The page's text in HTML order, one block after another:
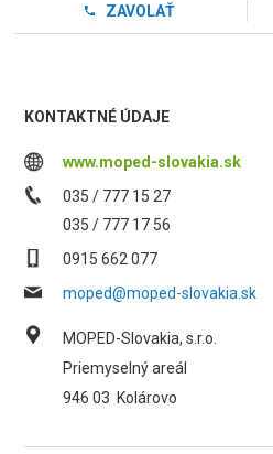
ZAVOLAŤ
KONTAKTNÉ ÚDAJE
www.moped-slovakia.sk
035 / 777 15 27
035 / 777 17 56
0915 662 077
moped@moped-slovakia.sk
MOPED-Slovakia, s.r.o.
Priemyselný areál
946 03 Kolárovo